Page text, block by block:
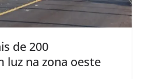
de 200
luz na zona oeste